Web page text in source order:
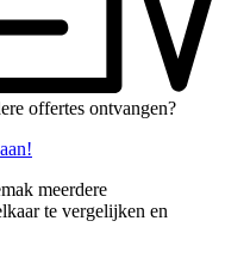
offertes ontvangen?
meerdere
te vergelijken en